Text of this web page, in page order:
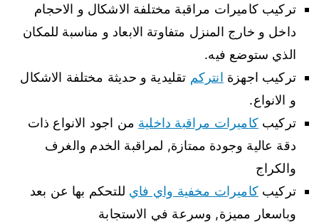
تركيب كاميرات مراقبة مختلفة الاشكال و الاحجام
داخل و خارج المنزل متفاوتة الابعاد و مناسبة للمكان
الذي ستوضع فيه.
تركيب اجهزة انتركم تقليدية و حديثة مختلفة الاشكال
و الانواع.
تركيبكاميرات مراقبة داخلية من اجود الانواع ذات
دقة عالية وجودة ممتازة, لمراقبة الخدم والغرف
والكراج
تركيبكاميرات مخفية واي فاي للتحكم بها عن بعد
وباسعار مميزة, وسرعة في الاستجابة